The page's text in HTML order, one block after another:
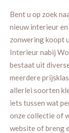
Bent u op zoek
nieuw interieur
zonwering koopt
Interieur nabij
bestaat uit
meerdere
allerlei soorten
iets tussen wat
onze collectie of
website of breng